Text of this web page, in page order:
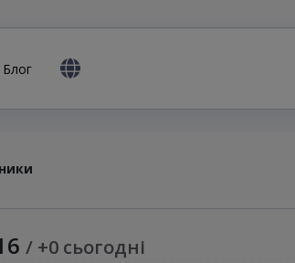
Блог
/ +0 сьогодні